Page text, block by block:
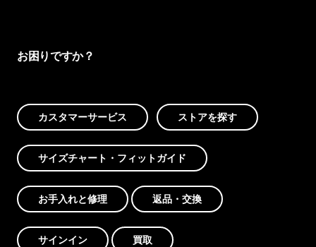
お困りですか？
カスタマーサービス ストアを探す
サイズチャート・フィットガイド
お手入れと修理 返品・交換
サインイン 買取